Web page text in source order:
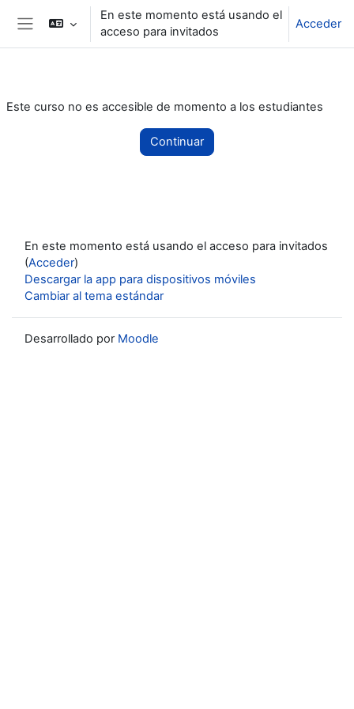
Salta al contenido principal
Panel lateral
En este momento está usando el
acceso para invitados
Acceder
Este curso no es accesible de momento a los estudiantes
Continuar
En este momento está usando el acceso para invitados
(Acceder)
Descargar la app para dispositivos móviles
Cambiar al tema estándar
Desarrollado por Moodle